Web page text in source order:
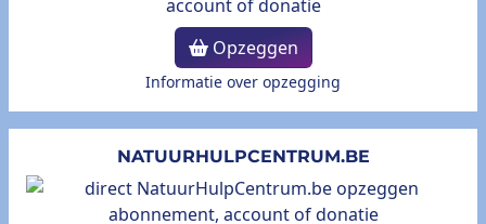
Opzeggen
Informatie over opzegging
NATUURHULPCENTRUM.BE